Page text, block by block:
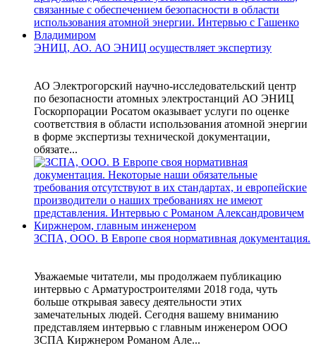
ЭНИЦ, АО. АО ЭНИЦ осуществляет экспертизу
АО Электрогорский научно-исследовательский центр
по безопасности атомных электростанций АО ЭНИЦ
Госкорпорации Росатом оказывает услуги по оценке
соответствия в области использования атомной энергии
в форме экспертизы технической документации,
обязате...
ЗСПА, ООО. В Европе своя нормативная документация.
Уважаемые читатели, мы продолжаем публикацию
интервью с Арматуростроителями 2018 года, чуть
больше открывая завесу деятельности этих
замечательных людей. Сегодня вашему вниманию
представляем интервью с главным инженером ООО
ЗСПА Киржнером Романом Але...